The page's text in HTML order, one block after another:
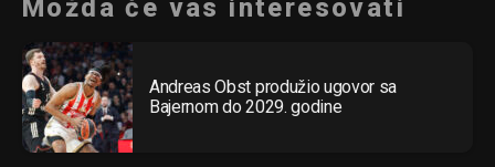
Možda će vas interesovati
Andreas Obst produžio ugovor sa
Bajernom do 2029. godine